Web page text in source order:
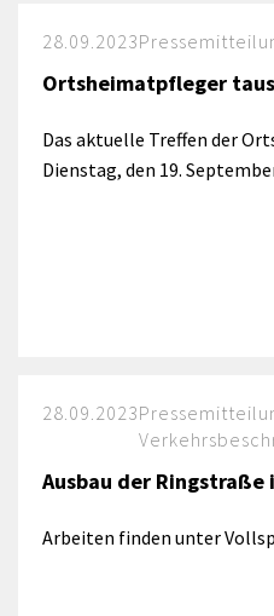
28.09.2023
Ortsheimatpfleger
Das aktuelle Treffen der
Dienstag, den 19.
28.09.2023
Ausbau der Ringstraße
Arbeiten finden unter